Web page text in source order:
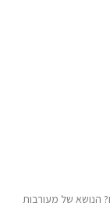
הנושא של מעורבות